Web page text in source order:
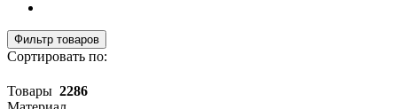
Фильтр товаров
Сортировать по:
Товары 2286